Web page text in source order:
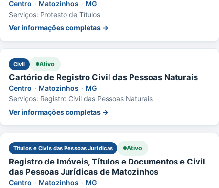
Centro · Matozinhos · MG
Serviços: Protesto de Títulos
Ver informações completas →
Civil Ativo
Cartório de Registro Civil das Pessoas Naturais
Centro · Matozinhos · MG
Serviços: Registro Civil das Pessoas Naturais
Ver informações completas →
Títulos e Civis das Pessoas Jurídicas Ativo
Registro de Imóveis, Títulos e Documentos e Civil
das Pessoas Jurídicas de Matozinhos
Centro · Matozinhos · MG